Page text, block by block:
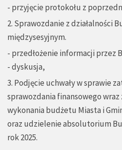
- przyjęcie protokołu z
2. Sprawozdanie z działalności
międzysesyjnym.
- przedłożenie informacji przez
- dyskusja,
3. Podjęcie uchwały w sprawie
sprawozdania finansowego
wykonania budżetu Miasta i
oraz udzielenie absolutorium
rok 2025.